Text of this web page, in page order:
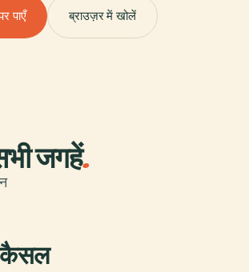
पाएँ ब्राउज़र में खोलें
जगहें.
कैसल